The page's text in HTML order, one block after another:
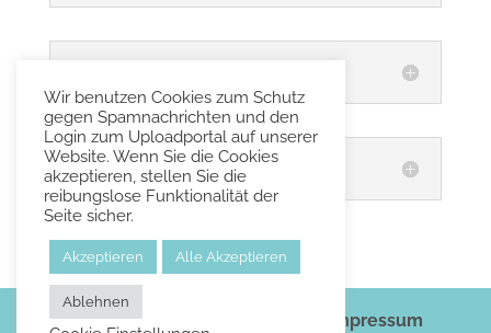
Veneers
Copyright Dentaltheke.de 2020 Impressum
Wir benutzen Cookies zum Schutz
gegen Spamnachrichten und den
Login zum Uploadportal auf unserer
Website. Wenn Sie die Cookies
akzeptieren, stellen Sie die
reibungslose Funktionalität der
Seite sicher.
Akzeptieren Alle Akzeptieren
Ablehnen